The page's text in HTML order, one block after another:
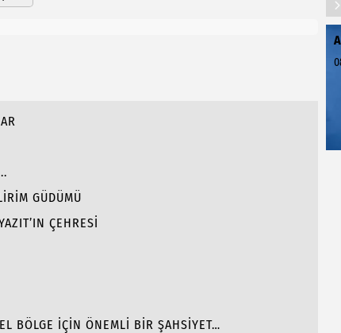
GÜDÜMÜ
ÇEHRESİ
BÖLGE İÇİN ÖNEMLİ BİR ŞAHSİYET…